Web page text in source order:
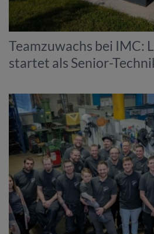
Teamzuwachs bei IMC:
startet als Senior-